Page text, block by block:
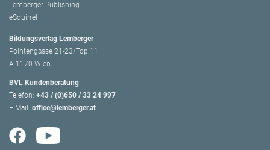
Lemberger Publishing
eSquirrel
Bildungsverlag Lemberger
Pointengasse 21-23/Top 11
A-1170 Wien
BVL Kundenberatung
Telefon: +43 / (0)650 / 33 24 997
E-Mail: office@lemberger.at